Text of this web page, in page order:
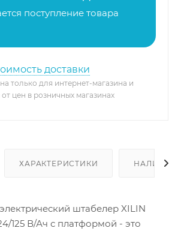
поступление товара
доставки
только для интернет-магазина и
цен в розничных магазинах
ХАРАКТЕРИСТИКИ
штабелер XILIN
125 В/Ач с платформой - это